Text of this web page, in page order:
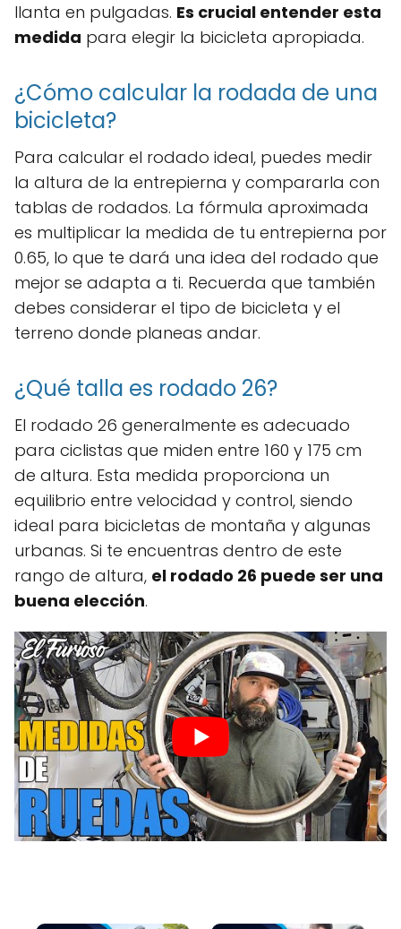
llanta en pulgadas. Es crucial entender esta
medida para elegir la bicicleta apropiada.
¿Cómo calcular la rodada de una
bicicleta?
Para calcular el rodado ideal, puedes medir
la altura de la entrepierna y compararla con
tablas de rodados. La fórmula aproximada
es multiplicar la medida de tu entrepierna por
0.65, lo que te dará una idea del rodado que
mejor se adapta a ti. Recuerda que también
debes considerar el tipo de bicicleta y el
terreno donde planeas andar.
¿Qué talla es rodado 26?
El rodado 26 generalmente es adecuado
para ciclistas que miden entre 160 y 175 cm
de altura. Esta medida proporciona un
equilibrio entre velocidad y control, siendo
ideal para bicicletas de montaña y algunas
urbanas. Si te encuentras dentro de este
rango de altura, el rodado 26 puede ser una
buena elección.